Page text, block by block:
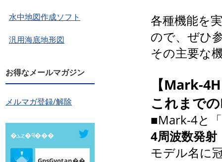
水中地図作成ソフト
汎用海底地形図
お得なメールマガジン
メルマガ登録/解除
�ܥȥ�ϥ���
各種機能を
ので、ぜひ
その主要な
【Mark-
これまで
■Mark-4と
4周波数発
モデル名に